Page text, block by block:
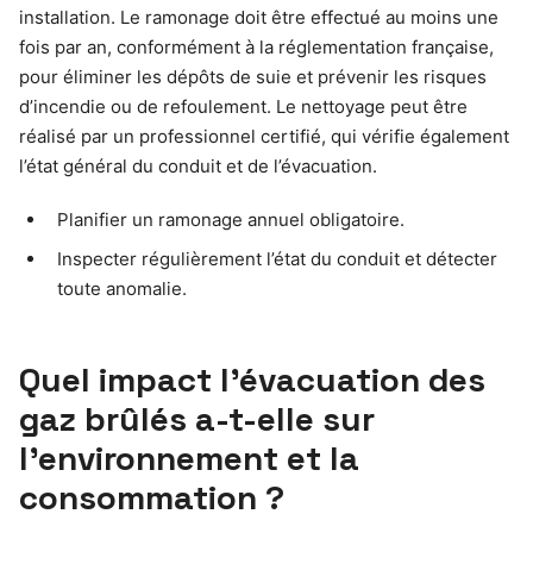
installation. Le ramonage doit être effectué au moins une
fois par an, conformément à la réglementation française,
pour éliminer les dépôts de suie et prévenir les risques
d’incendie ou de refoulement. Le nettoyage peut être
réalisé par un professionnel certifié, qui vérifie également
l’état général du conduit et de l’évacuation.
Planifier un ramonage annuel obligatoire.
Inspecter régulièrement l’état du conduit et détecter
toute anomalie.
Quel impact l’évacuation des
gaz brûlés a-t-elle sur
l’environnement et la
consommation ?